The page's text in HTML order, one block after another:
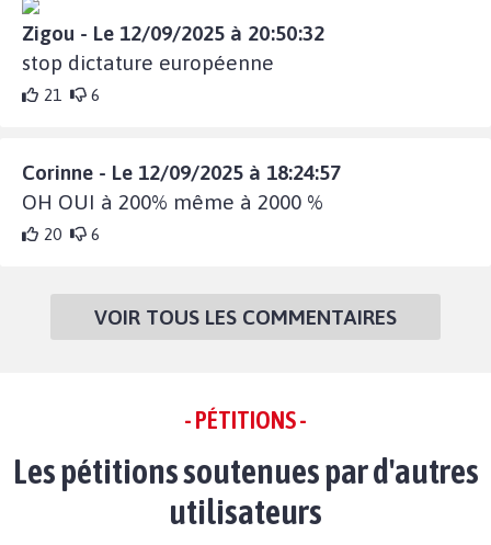
Zigou - Le 12/09/2025 à 20:50:32
stop dictature européenne
21 6
Corinne - Le 12/09/2025 à 18:24:57
OH OUI à 200% même à 2000 %
20 6
VOIR TOUS LES COMMENTAIRES
- PÉTITIONS -
Les pétitions soutenues par d'autres
utilisateurs